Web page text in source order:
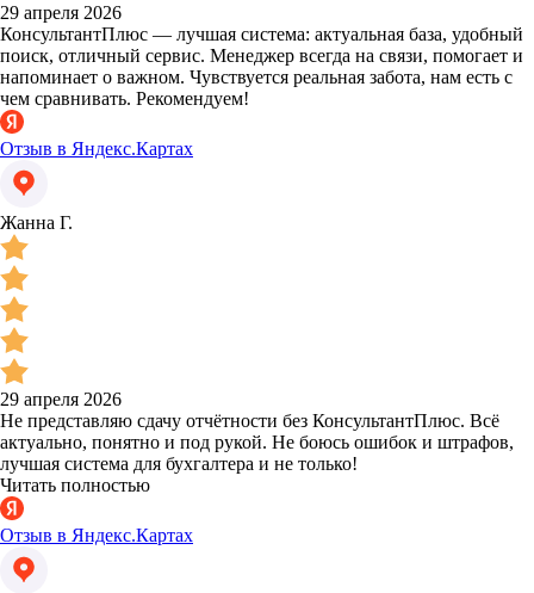
29 апреля 2026
КонсультантПлюс — лучшая система: актуальная база, удобный
поиск, отличный сервис. Менеджер всегда на связи, помогает и
напоминает о важном. Чувствуется реальная забота, нам есть с
чем сравнивать. Рекомендуем!
Отзыв в Яндекс.Картах
Жанна Г.
29 апреля 2026
Не представляю сдачу отчётности без КонсультантПлюс. Всё
актуально, понятно и под рукой. Не боюсь ошибок и штрафов,
лучшая система для бухгалтера и не только!
Читать полностью
Отзыв в Яндекс.Картах